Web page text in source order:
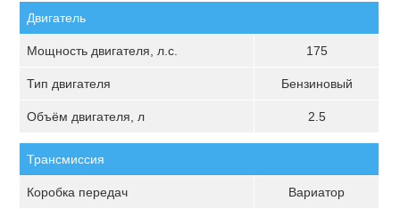
Двигатель
Мощность двигателя, л.с. 175
Тип двигателя Бензиновый
Объём двигателя, л 2.5
Трансмиссия
Коробка передач Вариатор